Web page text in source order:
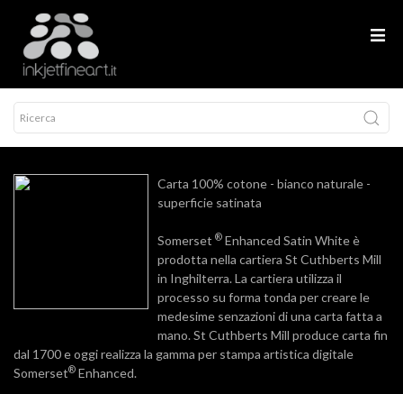
Carta 100% cotone - bianco naturale -
superficie satinata
Somerset ® Enhanced Satin White è
prodotta nella cartiera St Cuthberts Mill
in Inghilterra. La cartiera utilizza il
processo su forma tonda per creare le
medesime senzazioni di una carta fatta a
mano. St Cuthberts Mill produce carta fin
dal 1700 e oggi realizza la gamma per stampa artistica digitale
Somerset® Enhanced.